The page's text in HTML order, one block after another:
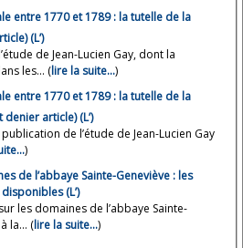
entre 1770 et 1789 : la tutelle de la
(L’)
de Jean-Lucien Gay, dont la
les... (lire la suite…)
entre 1770 et 1789 : la tutelle de la
denier article) (L’)
de l’étude de Jean-Lucien Gay
)
de l’abbaye Sainte-Geneviève : les
(L’)
les domaines de l’abbaye Sainte-
la... (lire la suite…)